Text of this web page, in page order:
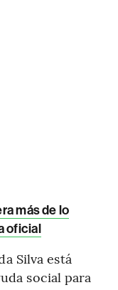
más de lo
oficial
Silva está
social para